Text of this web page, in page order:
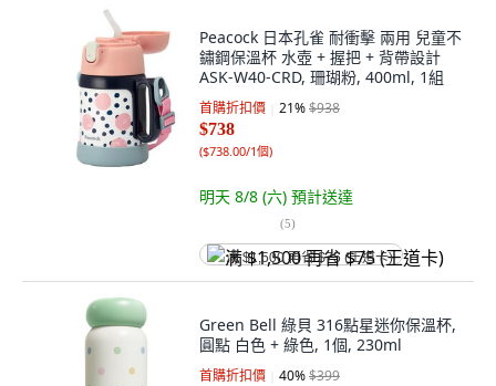
Peacock 日本孔雀 耐衝擊 兩用 兒童不
鏽鋼保溫杯 水壺 + 握把 + 背帶設計
ASK-W40-CRD, 珊瑚粉, 400ml, 1組
首購折扣價 21%$938
$738
($738.00/1個)
明天 8/8 (六) 預計送達
(5)
满 $1,500 再省 $75 (王道卡)
Green Bell 綠貝 316點星迷你保溫杯,
圓點 白色 + 綠色, 1個, 230ml
首購折扣價 40%$399